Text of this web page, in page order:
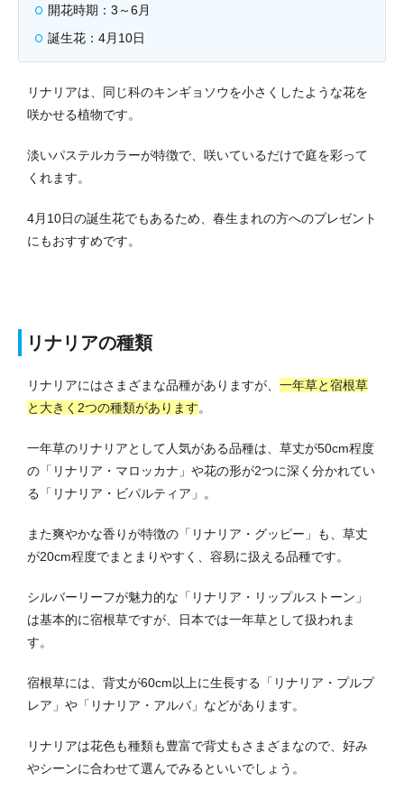
開花時期：3～6月
誕生花：4月10日
リナリアは、同じ科のキンギョソウを小さくしたような花を
咲かせる植物です。
淡いパステルカラーが特徴で、咲いているだけで庭を彩って
くれます。
4月10日の誕生花でもあるため、春生まれの方へのプレゼント
にもおすすめです。
リナリアの種類
リナリアにはさまざまな品種がありますが、 一年草と宿根草
と大きく2つの種類があります。
一年草のリナリアとして人気がある品種は、草丈が50cm程度
の「リナリア・マロッカナ」や花の形が2つに深く分かれてい
る「リナリア・ビパルティア」。
また爽やかな香りが特徴の「リナリア・グッピー」も、草丈
が20cm程度でまとまりやすく、容易に扱える品種です。
シルバーリーフが魅力的な「リナリア・リップルストーン」
は基本的に宿根草ですが、日本では一年草として扱われま
す。
宿根草には、背丈が60cm以上に生長する「リナリア・プルプ
レア」や「リナリア・アルバ」などがあります。
リナリアは花色も種類も豊富で背丈もさまざまなので、好み
やシーンに合わせて選んでみるといいでしょう。